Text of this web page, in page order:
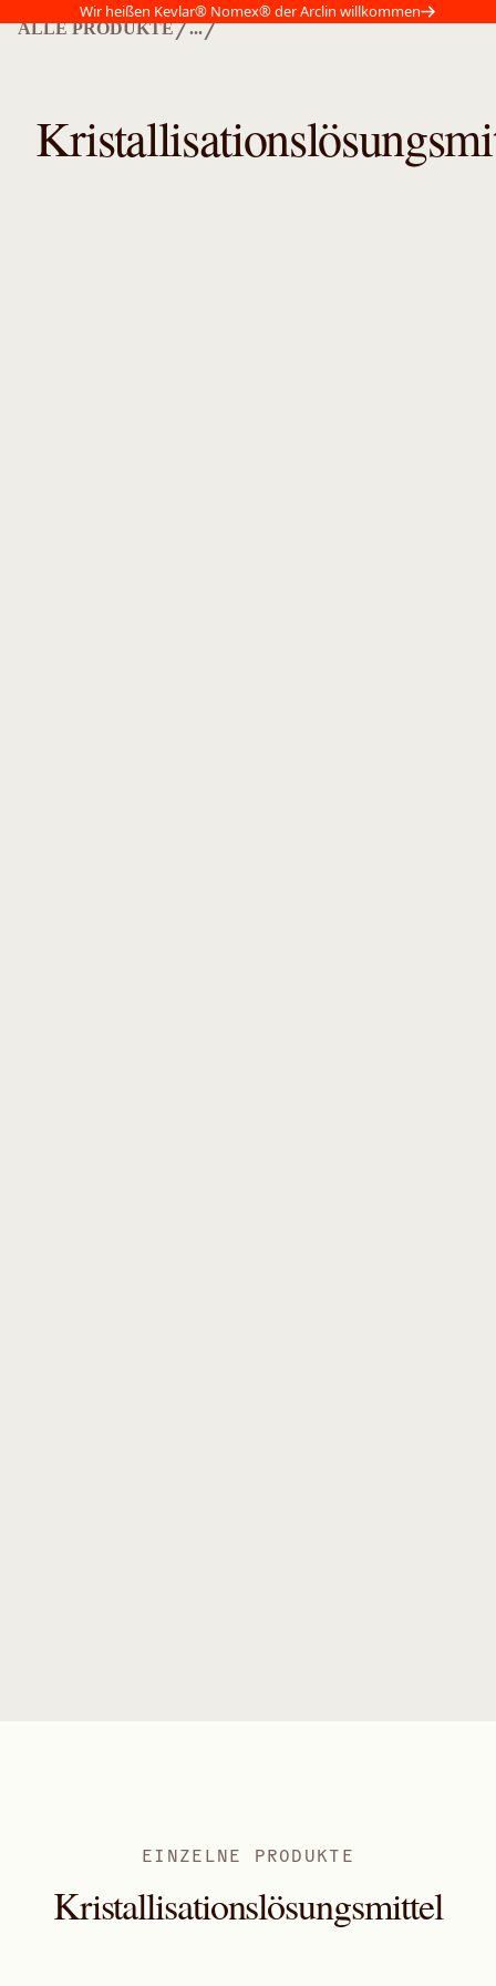
Wir heißen Kevlar® Nomex® der Arclin willkommen
ALLE PRODUKTE/.../
EINZELNE PRODUKTE
Kristallisationslösungsmittel